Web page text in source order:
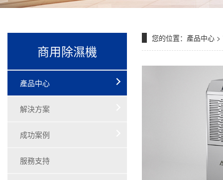
商用除濕機
產品中心
解決方案
成功案例
服務支持
您的位置： 產品中心 >